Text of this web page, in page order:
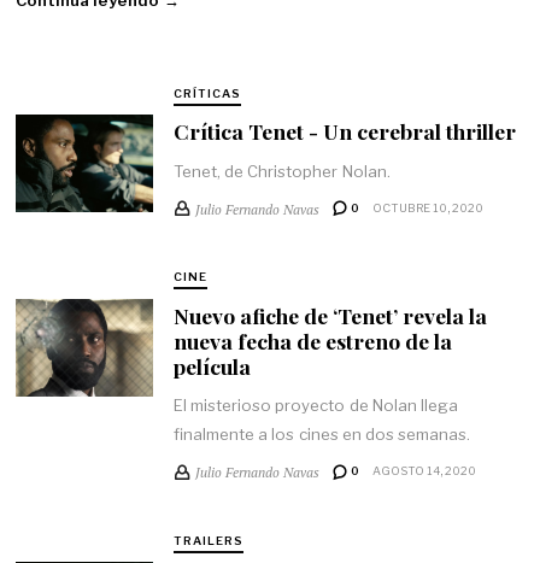
CRÍTICAS
Crítica Tenet - Un cerebral thriller
Tenet, de Christopher Nolan.
Julio Fernando Navas 0 OCTUBRE 10, 2020
CINE
Nuevo afiche de ‘Tenet’ revela la
nueva fecha de estreno de la
película
El misterioso proyecto de Nolan llega
finalmente a los cines en dos semanas.
Julio Fernando Navas 0 AGOSTO 14, 2020
TRAILERS